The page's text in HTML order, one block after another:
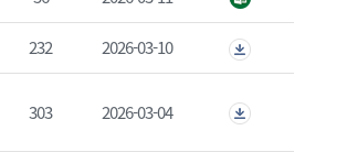
232 2026-03-10
303 2026-03-04